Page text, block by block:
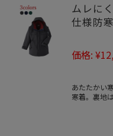
ムレに
仕様防
価格:
あたたかい
寒着。裏地